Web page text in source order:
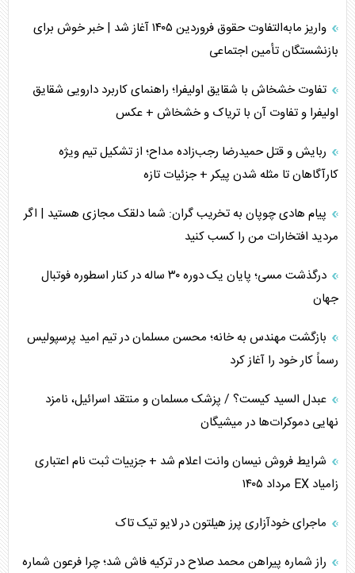
مصالحه نافرجام سعودی – اماراتی
محدودیت صادرات نفت عربستان
پشت‌پرده خشم ترامپ از رسانه‌های منتقد
چگونه مقاومت صحنه جنگ را تغییر می‌دهد؟
جنگ رمضان و معضل حضور نظامیان آمریکایی
تحلیل جامع پدیده تراستی‌ها
تأثیر جنگ ایران و آمریکا بر اقتصاد جهانی
اربعین، کابوس مشترک تل‌آویو-واشنگتن
واریز مابه‌التفاوت حقوق فروردین ۱۴۰۵ آغاز شد | خبر خوش برای
بازنشستگان تأمین اجتماعی
تفاوت خشخاش با شقایق اولیفرا؛ راهنمای کاربرد دارویی شقایق
اولیفرا و تفاوت آن با تریاک و خشخاش + عکس
ربایش و قتل حمیدرضا رجب‌زاده مداح؛ از تشکیل تیم ویژه
کارآگاهان تا مثله شدن پیکر + جزئیات تازه
پیام هادی چوپان به تخریب گران: شما دلقک مجازی هستید | اگر
مردید افتخارات من را کسب کنید
درگذشت مسی؛ پایان یک دوره ۳۰ ساله در کنار اسطوره فوتبال
جهان
بازگشت مهندس به خانه؛ محسن مسلمان در تیم امید پرسپولیس
رسماً کار خود را آغاز کرد
عبدل السید کیست؟ / پزشک مسلمان و منتقد اسرائیل، نامزد
نهایی دموکرات‌ها در میشیگان
شرایط فروش نیسان وانت اعلام شد + جزییات ثبت نام اعتباری
زامیاد EX مرداد ۱۴۰۵
ماجرای خودآزاری پرز هیلتون در لایو تیک تاک
راز شماره پیراهن محمد صلاح در ترکیه فاش شد؛ چرا فرعون شماره